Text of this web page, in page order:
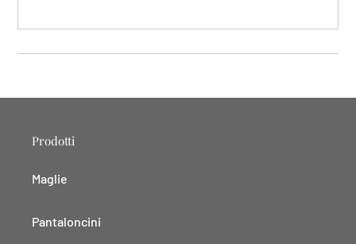
Prodotti
Maglie
Pantaloncini